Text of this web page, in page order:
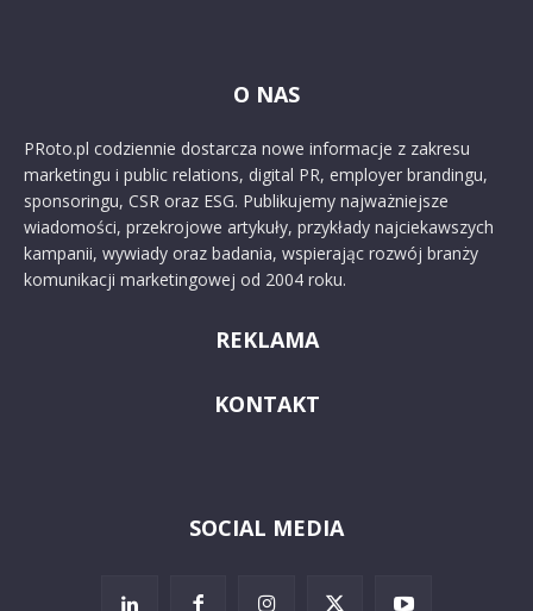
O NAS
PRoto.pl codziennie dostarcza nowe informacje z zakresu
marketingu i public relations, digital PR, employer brandingu,
sponsoringu, CSR oraz ESG. Publikujemy najważniejsze
wiadomości, przekrojowe artykuły, przykłady najciekawszych
kampanii, wywiady oraz badania, wspierając rozwój branży
komunikacji marketingowej od 2004 roku.
REKLAMA
KONTAKT
SOCIAL MEDIA